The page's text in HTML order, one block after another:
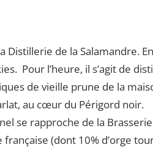
Distillerie de la Salamandre.
Pour l’heure, il s’agit de
de vieille prune de la
au cœur du Périgord noir.
se rapproche de la
(dont 10% d’orge